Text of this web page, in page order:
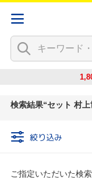
検索結果 セット 村上
絞り込み
ご指定いただいた検